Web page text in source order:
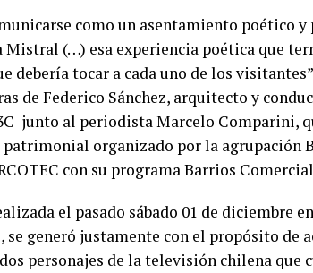
como un asentamiento poético
Mistral (…) esa experiencia poética que
debería tocar a cada uno de los
de Federico Sánchez, arquitecto y
junto al periodista Marcelo Comparini,
organizado por la agrupación
con su programa Barrios
el pasado sábado 01 de diciembre
se generó justamente con el propósito de
personajes de la televisión chilena que